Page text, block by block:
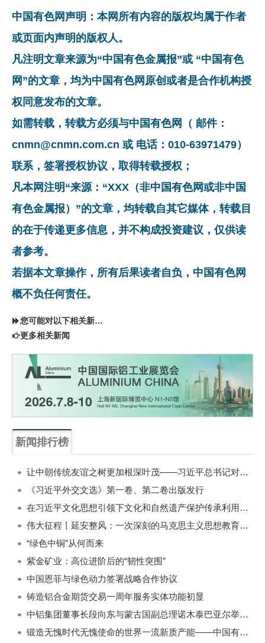
中国有色网声明：本网所有内容的版权均属于作者
或页面内声明的版权人。
凡注明文章来源为“中国有色金属报”或 “中国有色
网”的文章，均为中国有色网原创或者是合作机构授
权同意发布的文章。
如需转载，转载方必须与中国有色网（ 邮件：
cnmn@cnmn.com.cn 或 电话：010-63971479）
联系，签署授权协议，取得转载授权；
凡本网注明“来源：“XXX（非中国有色网或非中国
有色金属报）”的文章，均转载自其它媒体，转载目
的在于传递更多信息，并不构成投资建议，仅供读
者参考。
若据本文章操作，所有后果读者自负，中国有色网
概不负任何责任。
您可能对以下相关新闻同样感兴趣
更多相关新闻
新闻排行榜
让中朝传统友谊之树更加根深叶茂——习近平总书记对朝鲜进行国事访问纪实
《习近平外交文选》第一卷、第二卷出版发行
在习近平文化思想引领下文化和自然遗产保护传承利用工作开创新局面
伟大征程丨延安整风：一次深刻的马克思主义思想教育运动
“绿色中铜”从何而来
紫金矿业：高位进阶后的“韧性突围”
中国恩菲与绿色动力签署战略合作协议
铸造铝合金期货交易一周年服务实体功能初显
中铝集团董事长段向东与蒙古国副总理诺木泰巴亚尔举行会谈
锻造无愧时代无愧使命的世界一流新质产能——中国有色金属工业的战略应对与破局之道（二）